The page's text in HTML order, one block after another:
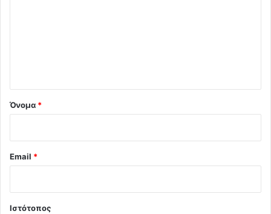
Όνομα *
Email *
Ιστότοπος